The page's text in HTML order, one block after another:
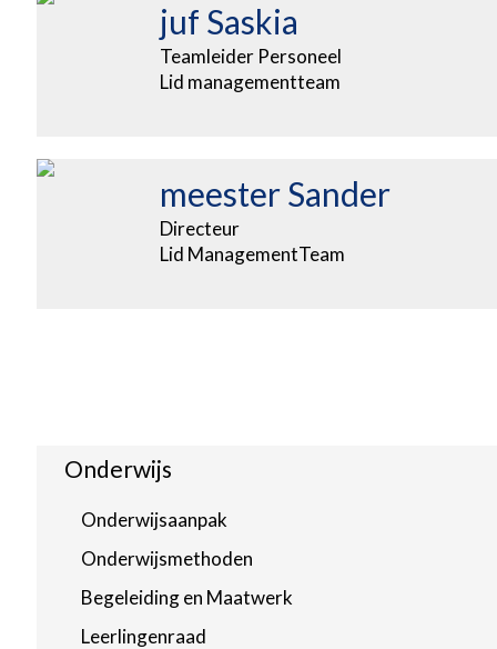
juf Saskia
Teamleider Personeel
Lid managementteam
meester Sander
Directeur
Lid ManagementTeam
Onderwijs
Onderwijsaanpak
Onderwijsmethoden
Begeleiding en Maatwerk
Leerlingenraad